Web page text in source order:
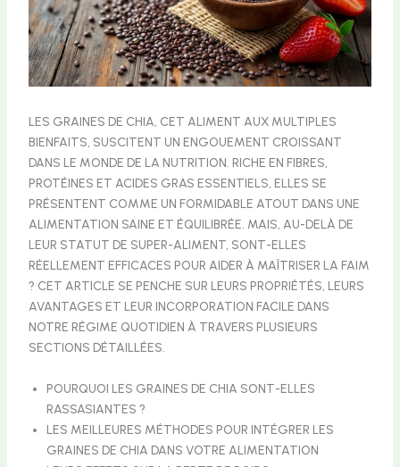
LES GRAINES DE CHIA, CET ALIMENT AUX MULTIPLES
BIENFAITS, SUSCITENT UN ENGOUEMENT CROISSANT
DANS LE MONDE DE LA NUTRITION. RICHE EN FIBRES,
PROTÉINES ET ACIDES GRAS ESSENTIELS, ELLES SE
PRÉSENTENT COMME UN FORMIDABLE ATOUT DANS UNE
ALIMENTATION SAINE ET ÉQUILIBRÉE. MAIS, AU-DELÀ DE
LEUR STATUT DE SUPER-ALIMENT, SONT-ELLES
RÉELLEMENT EFFICACES POUR AIDER À MAÎTRISER LA FAIM
? CET ARTICLE SE PENCHE SUR LEURS PROPRIÉTÉS, LEURS
AVANTAGES ET LEUR INCORPORATION FACILE DANS
NOTRE RÉGIME QUOTIDIEN À TRAVERS PLUSIEURS
SECTIONS DÉTAILLÉES.
POURQUOI LES GRAINES DE CHIA SONT-ELLES
RASSASIANTES ?
LES MEILLEURES MÉTHODES POUR INTÉGRER LES
GRAINES DE CHIA DANS VOTRE ALIMENTATION